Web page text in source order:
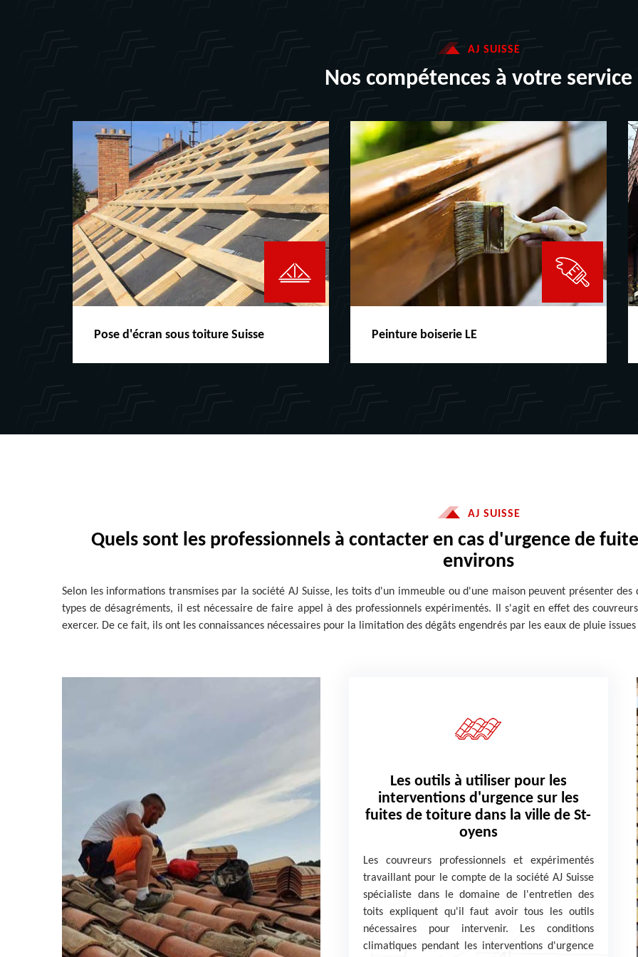
AJ SUISSE
Nos compétences à votre service
Pose d'écran sous toiture Suisse Peinture boiserie LE
AJ SUISSE
Quels sont les professionnels à contacter en cas d'urgence de
environs
Selon les informations transmises par la société AJ Suisse, les toits d'un immeuble ou d'une maison peuvent présenter
types de désagréments, il est nécessaire de faire appel à des professionnels expérimentés. Il s'agit en effet des
exercer. De ce fait, ils ont les connaissances nécessaires pour la limitation des dégâts engendrés par les eaux de pluie
Les outils à utiliser pour les
interventions d'urgence sur les
fuites de toiture dans la ville de St-
oyens
Les couvreurs professionnels et expérimentés
travaillant pour le compte de la société AJ Suisse
spécialiste dans le domaine de l'entretien des
toits expliquent qu'il faut avoir tous les outils
nécessaires pour intervenir. Les conditions
climatiques pendant les interventions d'urgence